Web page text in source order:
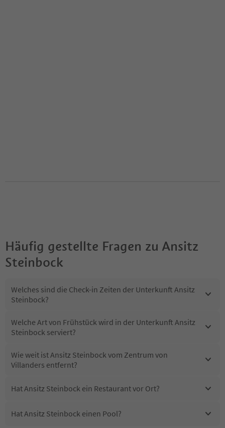
Häufig gestellte Fragen zu Ansitz
Steinbock
Welches sind die Check-in Zeiten der Unterkunft Ansitz
Steinbock?
Welche Art von Frühstück wird in der Unterkunft Ansitz
Steinbock serviert?
Wie weit ist Ansitz Steinbock vom Zentrum von
Villanders entfernt?
Hat Ansitz Steinbock ein Restaurant vor Ort?
Hat Ansitz Steinbock einen Pool?